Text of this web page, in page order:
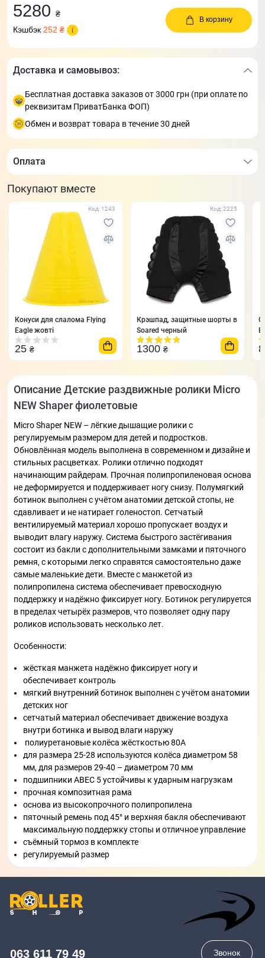
5280 ₴
Кэшбэк 252 ₴
В корзину
Доставка и самовывоз:
Бесплатная доставка заказов от 3000 грн (при оплате по
реквизитам ПриватБанка ФОП)
Обмен и возврат товара в течение 30 дней
Оплата
Покупают вместе
Код: 1243
Конуси для слалома Flying
Eagle жовті
25 ₴
Код: 2225
Крэшпад, защитные шорты в
Soared черный
1300 ₴
Описание Детские раздвижные ролики Micro
NEW Shaper фиолетовые
Micro Shaper NEW – лёгкие дышащие ролики с
регулируемым размером для детей и подростков.
Обновлённая модель выполнена в современном и дизайне и
стильных расцветках. Ролики отлично подходят
начинающим райдерам. Прочная полипропиленовая основа
не деформируется и поддерживает ногу снизу. Полумягкий
ботинок выполнен с учётом анатомии детской стопы, не
сдавливает и не натирает голеностоп. Сетчатый
вентилируемый материал хорошо пропускает воздух и
выводит влагу наружу. Система быстрого застёгивания
состоит из бакли с дополнительными замками и пяточного
ремня, с которыми легко справятся самостоятельно даже
самые маленькие дети. Вместе с манжетой из
полипропилена система обеспечивает превосходную
поддержку и надёжно фиксирует ногу. Ботинок регулируется
в пределах четырёх размеров, что позволяет одну пару
роликов использовать несколько лет.
Особенности:
жёсткая манжета надёжно фиксирует ногу и
обеспечивает контроль
мягкий внутренний ботинок выполнен с учётом анатомии
детских ног
сетчатый материал обеспечивает движение воздуха
внутри ботинка и вывод влаги наружу
полиуретановые колёса жёсткостью 80А
для размера 25-28 используются колёса диаметром 58
мм, для размеров 29-40 – диаметром 70 мм
подшипники ABEC 5 устойчивы к ударным нагрузкам
прочная композитная рама
основа из высокопрочного полипропилена
пяточный ремень под 45° и верхняя бакля обеспечивают
максимальную поддержку стопы и отличное управление
съёмный тормоз в комплекте
регулируемый размер
063 611 79 49 Звонок